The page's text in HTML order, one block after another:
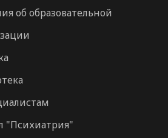
об образовательной
"Психиатрия"